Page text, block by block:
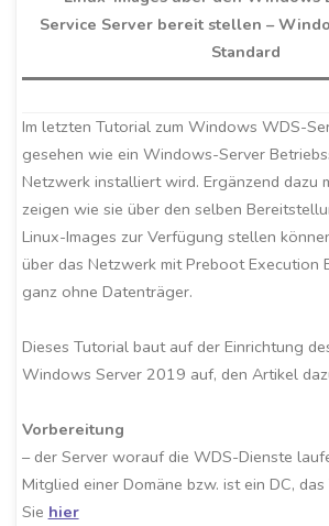
Service Server bereit stellen –
Standard
Im letzten Tutorial zum Windows WDS-
gesehen wie ein Windows-Server
Netzwerk installiert wird. Ergänzend dazu
zeigen wie sie über den selben
Linux-Images zur Verfügung stellen
über das Netzwerk mit Preboot Execution
ganz ohne Datenträger.
Dieses Tutorial baut auf der Einrichtung
Windows Server 2019 auf, den Artikel
Vorbereitung
– der Server worauf die WDS-Dienste
Mitglied einer Domäne bzw. ist ein DC,
Sie hier